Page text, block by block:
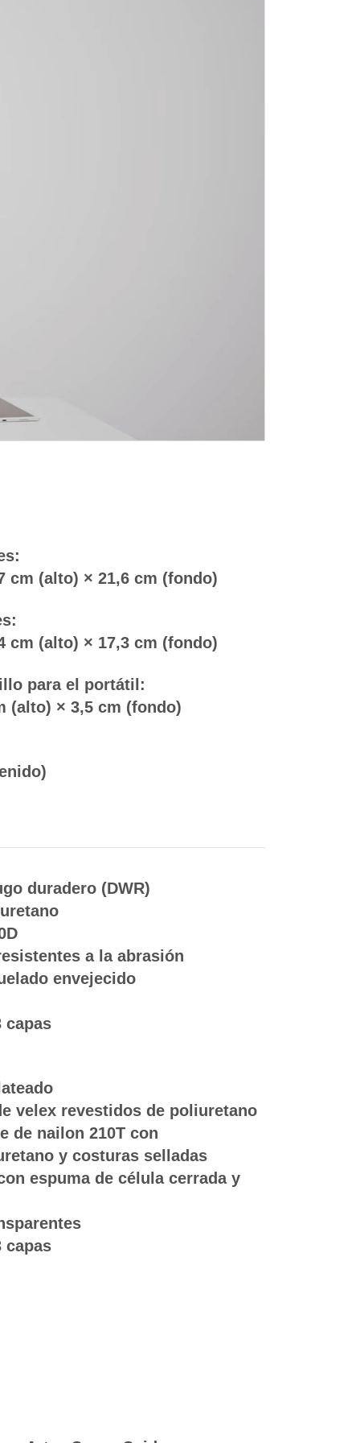
cm (alto) × 21,6 cm (fondo)
cm (alto) × 17,3 cm (fondo)
para el portátil:
(alto) × 3,5 cm (fondo)
duradero (DWR)
a la abrasión
envejecido
capas
velex revestidos de poliuretano
de nailon 210T con
y costuras selladas
espuma de célula cerrada y
capas